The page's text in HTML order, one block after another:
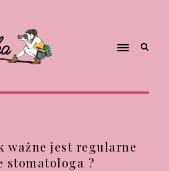
ważne jest regularne
stomatologa ?